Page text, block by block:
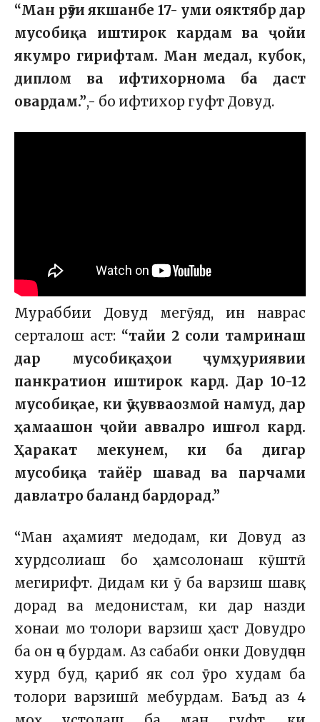
“Ман рӯзи якшанбе 17- уми ояктябр дар
мусобиқа иштирок кардам ва ҷойи
якумро гирифтам. Ман медал, кубок,
диплом ва ифтихорнома ба даст
овардам.”,- бо ифтихор гуфт Довуд.
Мураббии Довуд мегӯяд, ин наврас
серталош аст: “тайи 2 соли тамринаш
дар мусобиқаҳои ҷумҳуриявии
панкратион иштирок кард. Дар 10-12
мусобиқае, ки ӯ қувваозмоӣ намуд, дар
ҳамаашон ҷойи аввалро ишғол кард.
Ҳаракат мекунем, ки ба дигар
мусобиқа тайёр шавад ва парчами
давлатро баланд бардорад.”
“Ман аҳамият медодам, ки Довуд аз
хурдсолиаш бо ҳамсолонаш кӯштӣ
мегирифт. Дидам ки ӯ ба варзиш шавқ
дорад ва медонистам, ки дар назди
хонаи мо толори варзиш ҳаст Довудро
ба он ҷо бурдам. Аз сабаби онки Довудҷон
хурд буд, қариб як сол ӯро худам ба
толори варзишӣ мебурдам. Баъд аз 4